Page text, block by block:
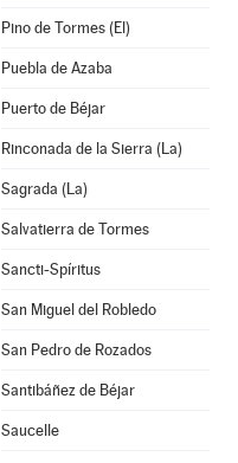
Pino de Tormes (El)
Puebla de Azaba
Puerto de Béjar
Rinconada de la Sierra (La)
Sagrada (La)
Salvatierra de Tormes
Sancti-Spíritus
San Miguel del Robledo
San Pedro de Rozados
Santibáñez de Béjar
Saucelle